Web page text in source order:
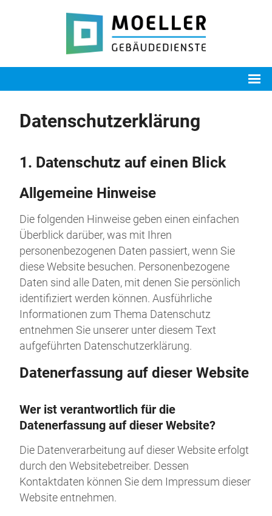
Datenschutz­erklärung
1. Datenschutz auf einen Blick
Allgemeine Hinweise
Die folgenden Hinweise geben einen einfachen
Überblick darüber, was mit Ihren
personenbezogenen Daten passiert, wenn Sie
diese Website besuchen. Personenbezogene
Daten sind alle Daten, mit denen Sie persönlich
identifiziert werden können. Ausführliche
Informationen zum Thema Datenschutz
entnehmen Sie unserer unter diesem Text
aufgeführten Datenschutzerklärung.
Datenerfassung auf dieser Website
Wer ist verantwortlich für die
Datenerfassung auf dieser Website?
Die Datenverarbeitung auf dieser Website erfolgt
durch den Websitebetreiber. Dessen
Kontaktdaten können Sie dem Impressum dieser
Website entnehmen.